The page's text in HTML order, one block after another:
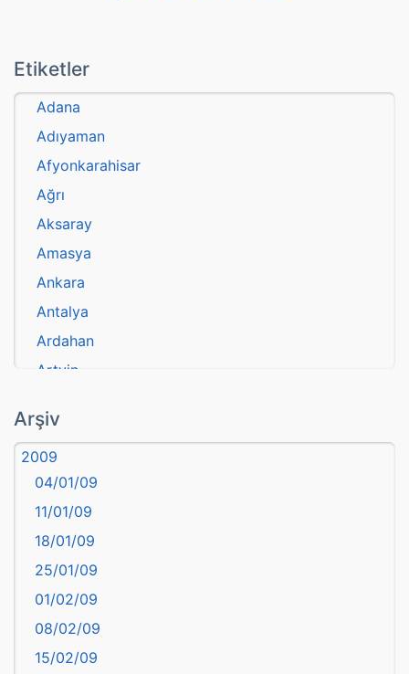
Etiketler
Adana
Adıyaman
Afyonkarahisar
Ağrı
Aksaray
Amasya
Ankara
Antalya
Ardahan
Artvin
Aydın
Balıkesir
Bartın
başkentler
Batman
Bayburt
Bilecik
Bingöl
Bitlis
Arşiv
2009
04/01/09
11/01/09
18/01/09
25/01/09
01/02/09
08/02/09
15/02/09